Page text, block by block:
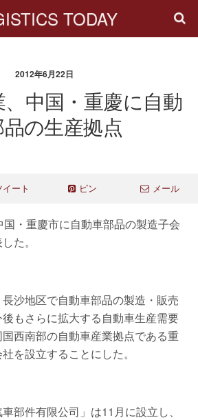
TODAY
2012年6月22日
中国・重慶に自動
の生産拠点
イート ピン メール
・重慶市に自動車部品の製造子会
た。
沙地区で自動車部品の製造・販売
もさらに拡大する自動車生産需要
西南部の自動車産業拠点である重
を設立することにした。
部件有限公司」は11月に設立し、